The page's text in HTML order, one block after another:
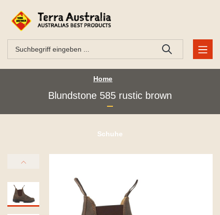
Home
Blundstone 585 rustic brown
Schuhe